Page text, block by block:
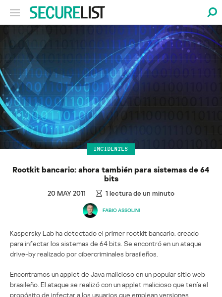
INCIDENTES
Rootkit bancario: ahora también para sistemas de 64
bits
20 MAY 2011 1 lectura de un minuto
FABIO ASSOLINI
Kaspersky Lab ha detectado el primer rootkit bancario, creado
para infectar los sistemas de 64 bits. Se encontró en un ataque
drive-by realizado por cibercriminales brasileños.
Encontramos un applet de Java malicioso en un popular sitio web
brasileño. El ataque se realizó con un applet malicioso que tenía el
propósito de infectar a los usuarios que emplean versiones